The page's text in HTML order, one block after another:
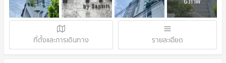
ที่ตั้งและการเดินทาง รายละเอียด